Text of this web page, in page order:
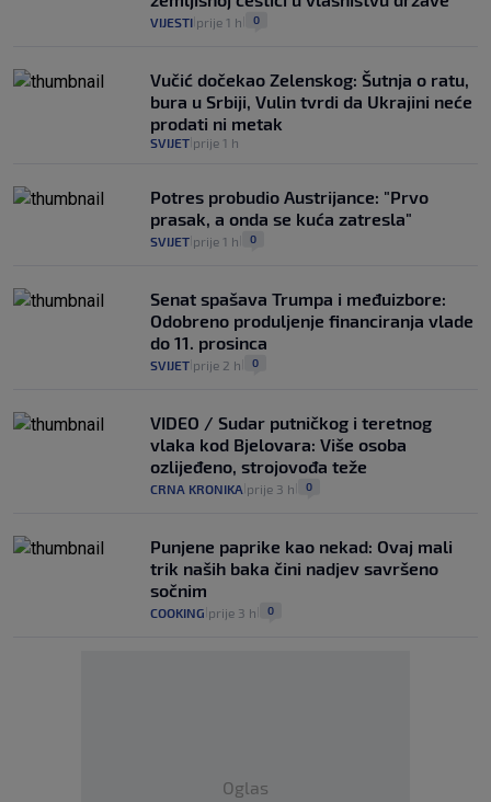
VIJESTI prije 1 h 0
Vučić dočekao Zelenskog: Šutnja o ratu,
bura u Srbiji, Vulin tvrdi da Ukrajini neće
prodati ni metak
SVIJET prije 1 h
Potres probudio Austrijance: "Prvo
prasak, a onda se kuća zatresla"
SVIJET prije 1 h 0
Senat spašava Trumpa i međuizbore:
Odobreno produljenje financiranja vlade
do 11. prosinca
SVIJET prije 2 h 0
VIDEO / Sudar putničkog i teretnog
vlaka kod Bjelovara: Više osoba
ozlijeđeno, strojovođa teže
CRNA KRONIKA prije 3 h 0
Punjene paprike kao nekad: Ovaj mali
trik naših baka čini nadjev savršeno
sočnim
COOKING prije 3 h 0
Oglas